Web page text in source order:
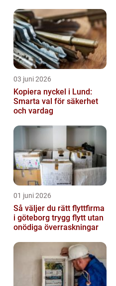
03 juni 2026
Kopiera nyckel i Lund:
Smarta val för säkerhet
och vardag
01 juni 2026
Så väljer du rätt flyttfirma
i göteborg trygg flytt utan
onödiga överraskningar